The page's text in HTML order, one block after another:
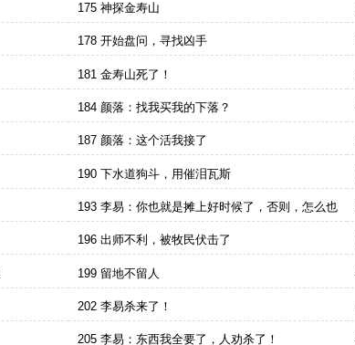
175 神探金寿山
178 开始盘问，寻找凶手
181 金寿山死了！
184 颜落：找我买我的下落？
187 颜落：这个活我接了
190 下水道狗斗，用催泪瓦斯
193 李易：你也就是摊上好时候了，否则，怎么也
得判你个三年五载
196 出师不利，被牧民伏击了
199 留地不留人
202 李易杀来了！
205 李易：东西我全要了，人劝杀了！